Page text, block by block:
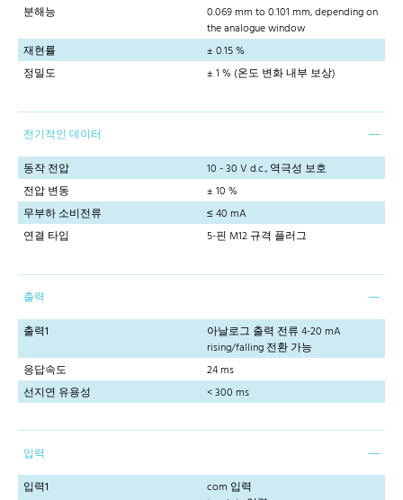
분해능
0.069 mm to 0.101 mm, depending on
the analogue window
재현률
± 0.15 %
정밀도
± 1 % (온도 변화 내부 보상)
전기적인 데이터
동작 전압
10 - 30 V d.c., 역극성 보호
전압 변동
± 10 %
무부하 소비전류
≤ 40 mA
연결 타입
5-핀 M12 규격 플러그
출력
출력1
아날로그 출력 전류 4-20 mA
rising/falling 전환 가능
응답속도
24 ms
선지연 유용성
< 300 ms
입력
입력1
com 입력